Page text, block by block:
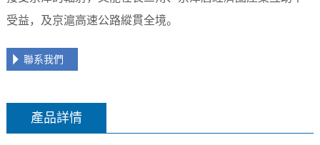
受益，及京滬高速公路縱貫全境。
聯系我們
產品詳情